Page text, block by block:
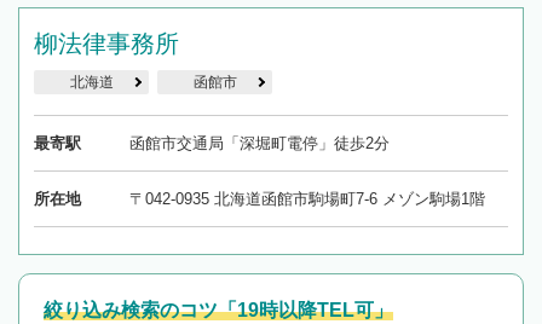
柳法律事務所
北海道 函館市
最寄駅 函館市交通局「深堀町電停」徒歩2分
所在地 〒042-0935 北海道函館市駒場町7-6 メゾン駒場1階
絞り込み検索のコツ「19時以降TEL可」